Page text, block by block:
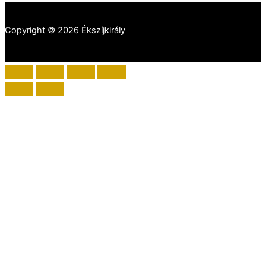
Copyright © 2026 Ékszíjkirály